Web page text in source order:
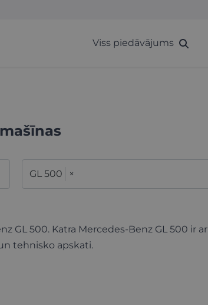
Viss piedāvājums
GL 500 ×
GL 500. Katra Mercedes-Benz GL 500 ir ar
tehnisko apskati.